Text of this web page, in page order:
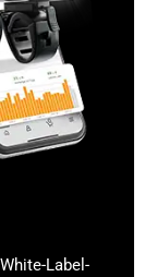
arbeitest
du
steht.
Label-